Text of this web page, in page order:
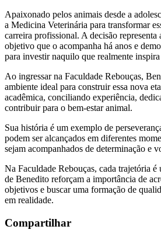
Apaixonado pelos animais desde a
a Medicina Veterinária para transformar
carreira profissional. A decisão representa
objetivo que o acompanha há anos e
para investir naquilo que realmente
Ao ingressar na Faculdade Rebouças,
ambiente ideal para construir essa nova
acadêmica, conciliando experiência,
contribuir para o bem-estar animal.
Sua história é um exemplo de
podem ser alcançados em diferentes
sejam acompanhados de determinação e
Na Faculdade Rebouças, cada trajetória é
de Benedito reforçam a importância de
objetivos e buscar uma formação de
em realidade.
Compartilhar